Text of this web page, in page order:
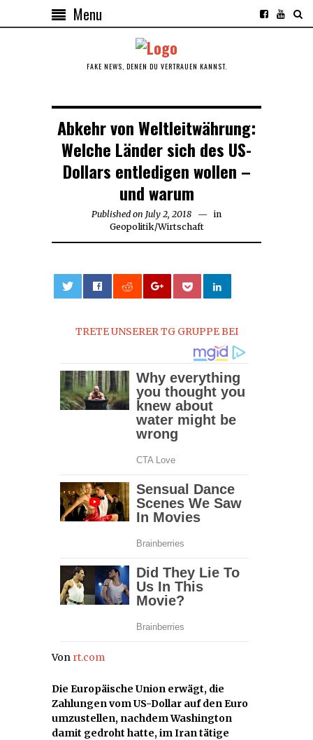
Menu
FAKE NEWS, DENEN DU VERTRAUEN KANNST.
Abkehr von Weltleitwährung:
Welche Länder sich des US-
Dollars entledigen wollen –
und warum
Published on July 2, 2018 July
2,
in
Geopolitik/Wirtschaft
TRETE UNSERER TG GRUPPE BEI
Von rt.com
Die Europäische Union erwägt, die
Zahlungen vom US-Dollar auf den Euro
umzustellen, nachdem Washington
damit gedroht hatte, im Iran tätige